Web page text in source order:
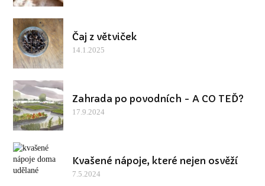
Čaj z větviček
14.1.2025
Zahrada po povodních - A CO TEĎ?
17.9.2024
Kvašené nápoje, které nejen osvěží
7.5.2024